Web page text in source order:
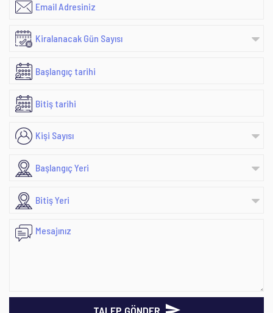
TALEP GÖNDER